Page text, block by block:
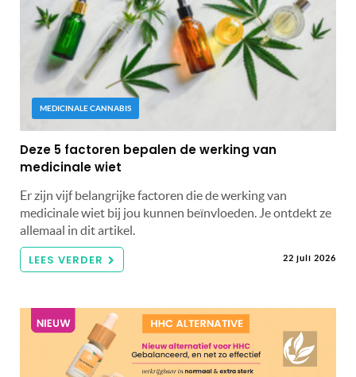
MEDICINALE CANNABIS
Deze 5 factoren bepalen de werking van
medicinale wiet
Er zijn vijf belangrijke factoren die de werking van
medicinale wiet bij jou kunnen beïnvloeden. Je ontdekt ze
allemaal in dit artikel.
LEES VERDER 22 juli 2026